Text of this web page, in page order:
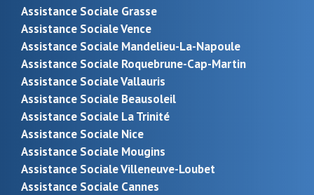
Assistance Sociale Grasse
Assistance Sociale Vence
Assistance Sociale Mandelieu-La-Napoule
Assistance Sociale Roquebrune-Cap-Martin
Assistance Sociale Vallauris
Assistance Sociale Beausoleil
Assistance Sociale La Trinité
Assistance Sociale Nice
Assistance Sociale Mougins
Assistance Sociale Villeneuve-Loubet
Assistance Sociale Cannes